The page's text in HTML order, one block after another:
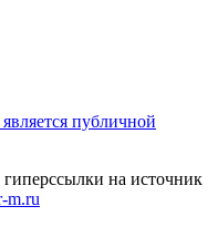
публичной
гиперссылки на источник
m.ru